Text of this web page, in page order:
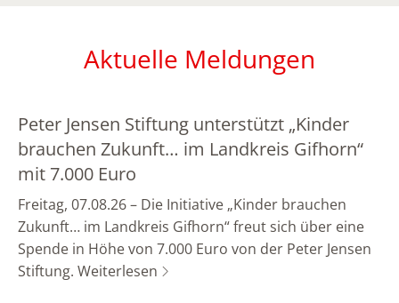
Aktuelle Meldungen
Peter Jensen Stiftung unterstützt „Kinder
brauchen Zukunft… im Landkreis Gifhorn“
mit 7.000 Euro
Freitag, 07.08.26 – Die Initiative „Kinder brauchen
Zukunft… im Landkreis Gifhorn“ freut sich über eine
Spende in Höhe von 7.000 Euro von der Peter Jensen
Stiftung. Weiterlesen